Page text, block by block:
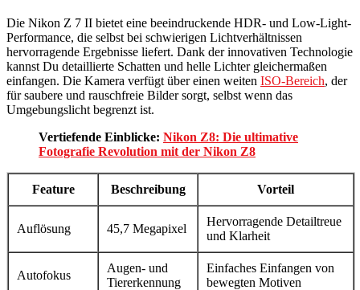
Die Nikon Z 7 II bietet eine beeindruckende HDR- und Low-Light-
Performance, die selbst bei schwierigen Lichtverhältnissen
hervorragende Ergebnisse liefert. Dank der innovativen Technologie
kannst Du detaillierte Schatten und helle Lichter gleichermaßen
einfangen. Die Kamera verfügt über einen weiten ISO-Bereich, der
für saubere und rauschfreie Bilder sorgt, selbst wenn das
Umgebungslicht begrenzt ist.
Vertiefende Einblicke: Nikon Z8: Die ultimative
Fotografie Revolution mit der Nikon Z8
Feature Beschreibung Vorteil
Auflösung 45,7 Megapixel
Hervorragende Detailtreue
und Klarheit
Autofokus
Augen- und
Tiererkennung
Einfaches Einfangen von
bewegten Motiven